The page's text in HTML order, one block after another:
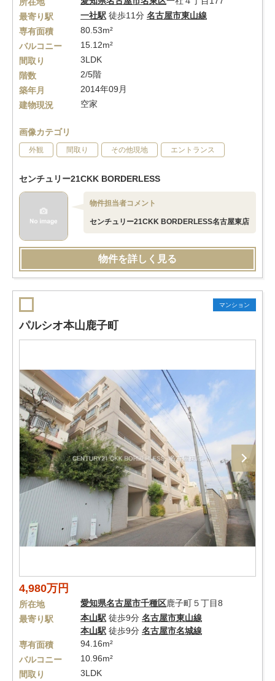
最寄り駅
一社駅 徒歩11分 名古屋市東山線
専有面積
80.53m²
バルコニー
15.12m²
間取り
3LDK
階数
2/5階
築年月
2014年09月
建物現況
空家
画像カテゴリ
外観 間取り その他現地 エントランス
センチュリー21CKK BORDERLESS
物件担当者コメント
センチュリー21CKK BORDERLESS名古屋東店
物件を詳しく見る
マンション
パルシオ本山鹿子町
4,980万円
所在地 愛知県名古屋市千種区鹿子町５丁目8
最寄り駅
本山駅 徒歩9分 名古屋市東山線
本山駅 徒歩9分 名古屋市名城線
専有面積
94.16m²
バルコニー
10.96m²
間取り
3LDK